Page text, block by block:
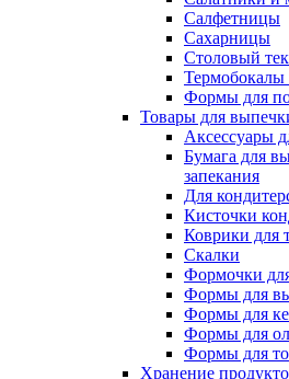
Салфетницы
Сахарницы
Столовый
Формы для
Товары для
Аксессуары
Бумага для
запекания
Для
Кисточки
Коврики для
Скалки
Формочки
Формы для
Формы для
Формы для
Формы для
Хранение